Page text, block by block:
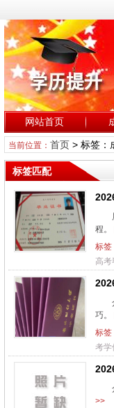
网站首页
当前位置： 首页> 标签：
标签匹配
程。
标签
高考
巧。
标签
考学
>>